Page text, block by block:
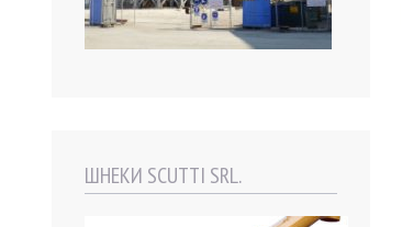
ШНЕКИ SCUTTI SRL.